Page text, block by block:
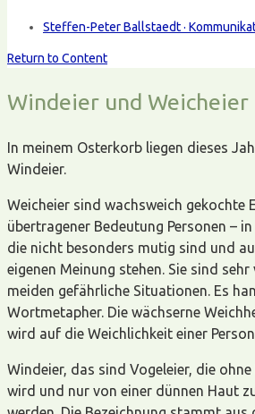
Steffen-Peter Ballstaedt ·
Return to Content
Windeier und Weicheier
In meinem Osterkorb liegen dieses
Windeier.
Weicheier sind wachsweich gekochte
übertragener Bedeutung Personen –
die nicht besonders mutig sind und
eigenen Meinung stehen. Sie sind
meiden gefährliche Situationen. Es
Wortmetapher. Die wächserne
wird auf die Weichlichkeit einer
Windeier, das sind Vogeleier, die
wird und nur von einer dünnen Haut